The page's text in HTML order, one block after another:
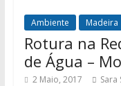
Ambiente Madeira
Rotura na
de Água –
2 Maio, 2017 Sara